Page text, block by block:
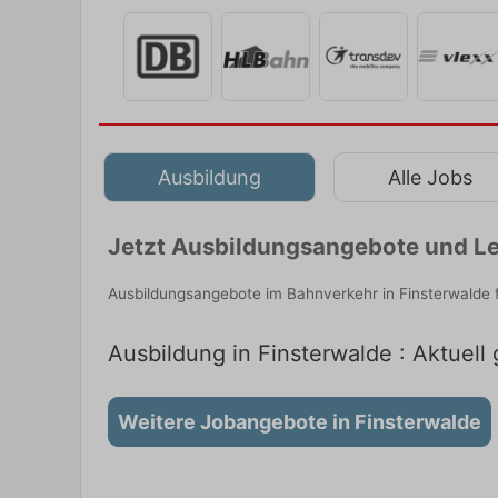
Ausbildung Alle Jobs
Jetzt Ausbildungsangebote und
Ausbildungsangebote im Bahnverkehr in
Ausbildung in Finsterwalde :
Weitere Jobangebote in Finsterwalde